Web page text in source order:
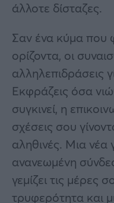
άλλοτε δίσταζες.
Σαν ένα κύμα που
ορίζοντα, οι
αλληλεπιδράσεις
Εκφράζεις όσα
συγκινεί, η
σχέσεις σου
αληθινές. Μια νέα
ανανεωμένη
γεμίζει τις μέρες
τρυφερότητα και